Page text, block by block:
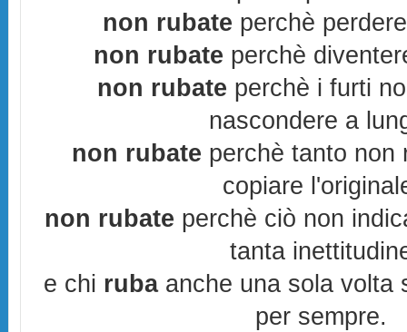
non rubate perchè
non rubate perchè
non rubate perchè i furti
nascondere a
non rubate perchè tanto non
copiare
non rubate perchè ciò non
tanta
e chi rubaanche una sola volta
per sempre.